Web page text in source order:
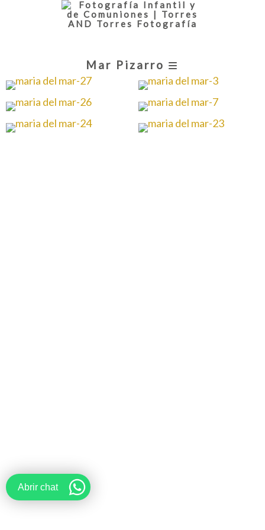
Mar Pizarro
Abrir chat